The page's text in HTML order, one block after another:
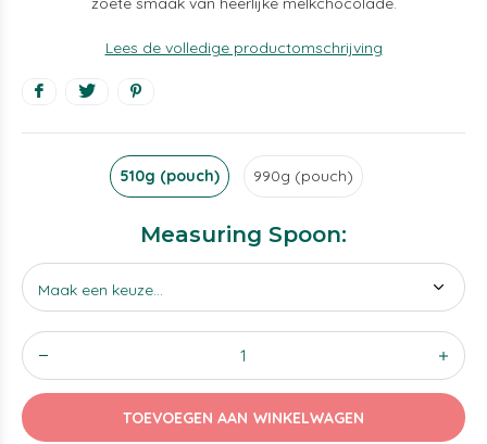
Lees de volledige productomschrijving
510g (pouch) 990g (pouch)
Measuring Spoon:
TOEVOEGEN AAN WINKELWAGEN